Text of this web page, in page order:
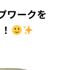
ワークを